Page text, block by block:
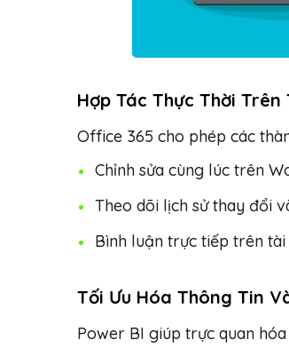
Hợp Tác Thực Thời Trên
Office 365 cho phép các
Chỉnh sửa cùng lúc trên
Theo dõi lịch sử thay đổi
Bình luận trực tiếp trên tài
Tối Ưu Hóa Thông Tin
Power BI giúp trực quan